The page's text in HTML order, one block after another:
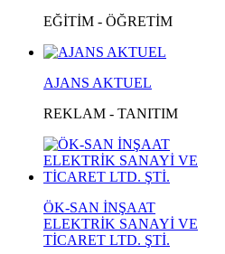
EĞİTİM - ÖĞRETİM
AJANS AKTUEL
REKLAM - TANITIM
ÖK-SAN İNŞAAT
ELEKTRİK SANAYİ VE
TİCARET LTD. ŞTİ.